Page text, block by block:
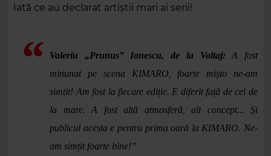
Iată ce au declarat artiștii mari ai serii!
Valeriu „Prunus” Ionescu, de la Voltaj:A fost
minunat pe scena KIMARO, foarte mișto ne-am
simțit! Am fost la fiecare ediție. E diferit față de cel de
la mare. A fost altă atmosferă, alt concept... Și
publicul acesta e pentru prima oară la KIMARO. Ne-
am simțit foarte bine!”